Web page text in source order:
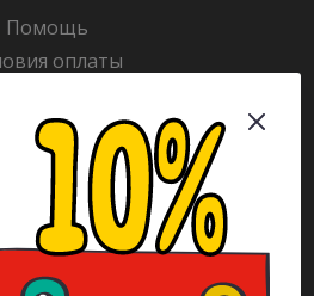
Помощь
оплаты
на товар
Раскраски
Каталог